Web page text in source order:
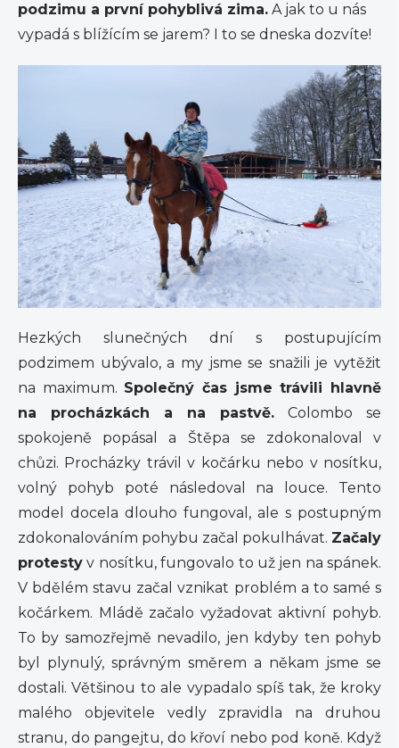
podzimu a první pohyblivá zima. A jak to u nás
vypadá s blížícím se jarem? I to se dneska dozvíte!
Hezkých slunečných dní s postupujícím
podzimem ubývalo, a my jsme se snažili je vytěžit
na maximum. Společný čas jsme trávili hlavně
na procházkách a na pastvě. Colombo se
spokojeně popásal a Štěpa se zdokonaloval v
chůzi. Procházky trávil v kočárku nebo v nosítku,
volný pohyb poté následoval na louce. Tento
model docela dlouho fungoval, ale s postupným
zdokonalováním pohybu začal pokulhávat. Začaly
protesty v nosítku, fungovalo to už jen na spánek.
V bdělém stavu začal vznikat problém a to samé s
kočárkem. Mládě začalo vyžadovat aktivní pohyb.
To by samozřejmě nevadilo, jen kdyby ten pohyb
byl plynulý, správným směrem a někam jsme se
dostali. Většinou to ale vypadalo spíš tak, že kroky
malého objevitele vedly zpravidla na druhou
stranu, do pangejtu, do křoví nebo pod koně. Když